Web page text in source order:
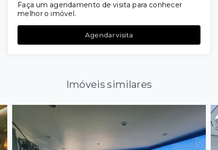
Faça um agendamento de visita para conhecer
melhor o imóvel.
Agendar visita
Imóveis similares